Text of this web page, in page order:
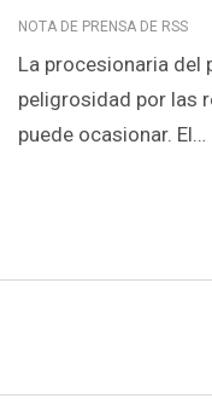
NOTA DE PRENSA DE RSS
La procesionaria del
peligrosidad por las
puede ocasionar. El…